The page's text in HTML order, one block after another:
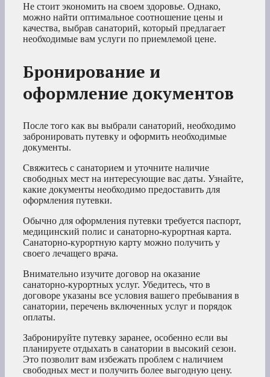
Не стоит экономить на своем здоровье. Однако,
можно найти оптимальное соотношение цены и
качества, выбрав санаторий, который предлагает
необходимые вам услуги по приемлемой цене.
Бронирование и
оформление документов
После того как вы выбрали санаторий, необходимо
забронировать путевку и оформить необходимые
документы.
Свяжитесь с санаторием и уточните наличие
свободных мест на интересующие вас даты. Узнайте,
какие документы необходимо предоставить для
оформления путевки.
Обычно для оформления путевки требуется паспорт,
медицинский полис и санаторно-курортная карта.
Санаторно-курортную карту можно получить у
своего лечащего врача.
Внимательно изучите договор на оказание
санаторно-курортных услуг. Убедитесь, что в
договоре указаны все условия вашего пребывания в
санатории, перечень включенных услуг и порядок
оплаты.
Забронируйте путевку заранее, особенно если вы
планируете отдыхать в санатории в высокий сезон.
Это позволит вам избежать проблем с наличием
свободных мест и получить более выгодную цену.